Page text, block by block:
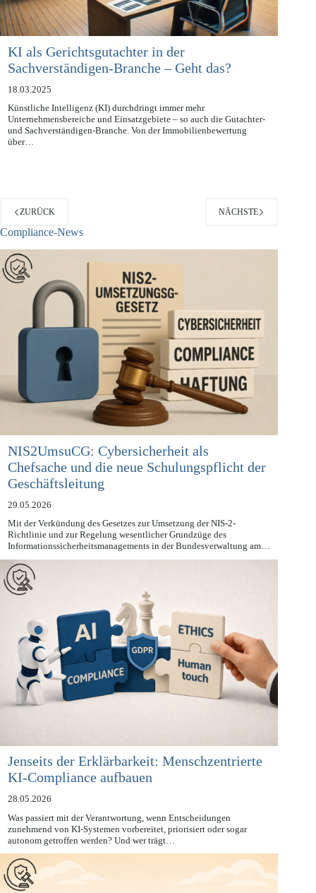
KI als Gerichtsgutachter in der
Sachverständigen-Branche – Geht das?
18.03.2025
Künstliche Intelligenz (KI) durchdringt immer mehr
Unternehmensbereiche und Einsatzgebiete – so auch die Gutachter-
und Sachverständigen-Branche. Von der Immobilienbewertung
ZURÜCK
Compliance-News
NIS2UmsuCG: Cybersicherheit als
Chefsache und die neue Schulungspflicht der
Geschäftsleitung
29.05.2026
Mit der Verkündung des Gesetzes zur Umsetzung der NIS-2-
Richtlinie und zur Regelung wesentlicher Grundzüge des
Informationssicherheitsmanagements in der Bundesverwaltung am…
Jenseits der Erklärbarkeit: Menschzentrierte
KI-Compliance aufbauen
28.05.2026
Was passiert mit der Verantwortung, wenn Entscheidungen
zunehmend von KI-Systemen vorbereitet, priorisiert oder sogar
autonom getroffen werden? Und wer trägt…